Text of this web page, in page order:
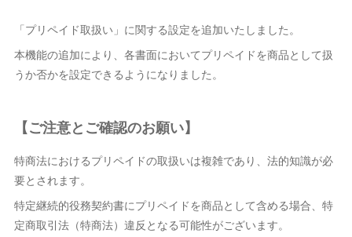
「プリペイド取扱い」に関する設定を追加いたしました。
本機能の追加により、各書面においてプリペイドを商品として扱
うか否かを設定できるようになりました。
【ご注意とご確認のお願い】
特商法におけるプリペイドの取扱いは複雑であり、法的知識が必
要とされます。
特定継続的役務契約書にプリペイドを商品として含める場合、特
定商取引法（特商法）違反となる可能性がございます。